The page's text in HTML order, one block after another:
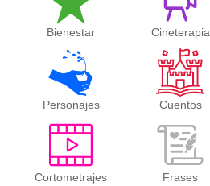
Bienestar Cineterapia
Personajes Cuentos
Cortometrajes Frases